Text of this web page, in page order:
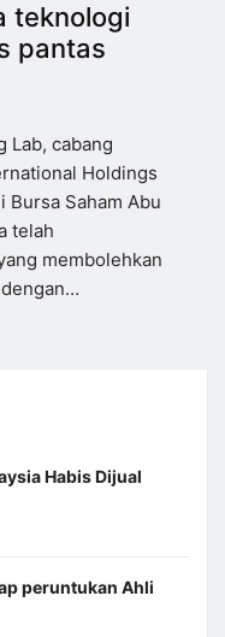
teknologi
pantas
Lab, cabang
Holdings
Bursa Saham Abu
telah
membolehkan
Habis Dijual
peruntukan Ahli